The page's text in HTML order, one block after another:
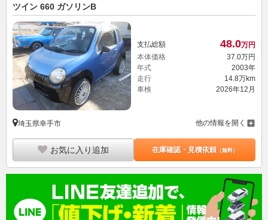
ツイン 660 ガソリンB
支払総額 48.0万円
本体価格
37. 0万円
年式
2003年
走行
14.8万km
車検
2026年12月
埼玉県幸手市 他の情報を開く
お気に入り追加 在庫確認・見積依頼（無料）